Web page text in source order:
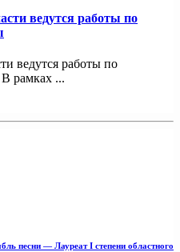
ведутся работы по
ведутся работы по
рамках ...
песни — Лауреат I степени областного